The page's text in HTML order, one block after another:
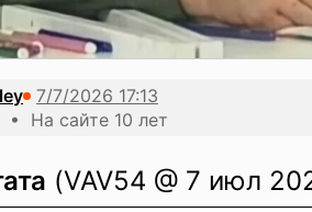
• На сайте 10 лет
(VAV54 @ 7 июл